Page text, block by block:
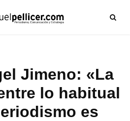
Jimeno: «La
lo habitual
es